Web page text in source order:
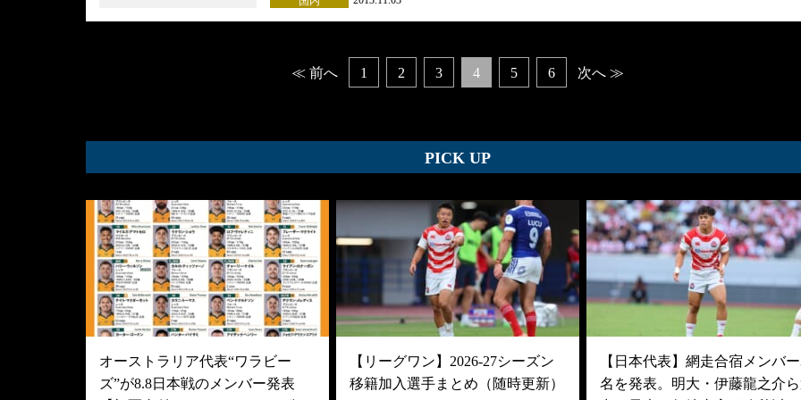
≪ 前へ 1 2 3 4 5 6 次へ ≫
PICK UP
オーストラリア代表“ワラビー
ズ”が8.8日本戦のメンバー発表
【リーグワン】2026-27シーズン
移籍加入選手まとめ（随時更新）
【日本代表】網走合宿メンバ
名を発表。明大・伊藤龍之介